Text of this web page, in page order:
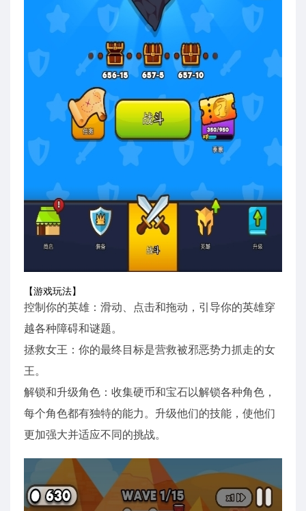
【游戏玩法】
控制你的英雄：滑动、点击和拖动，引导你的英雄穿
越各种障碍和谜题。
拯救女王：你的最终目标是营救被邪恶势力抓走的女
王。
解锁和升级角色：收集硬币和宝石以解锁各种角色，
每个角色都有独特的能力。升级他们的技能，使他们
更加强大并适应不同的挑战。